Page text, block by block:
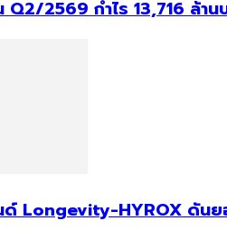
Q2/2569 กำไร 13,716 ล้
ด์ Longevity-HYROX ดันย